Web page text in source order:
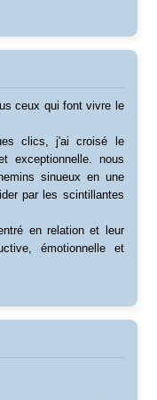
ceux qui font vivre le
clics, j'ai croisé le
exceptionnelle. nous
sinueux en une
par les scintillantes
en relation et leur
émotionnelle et